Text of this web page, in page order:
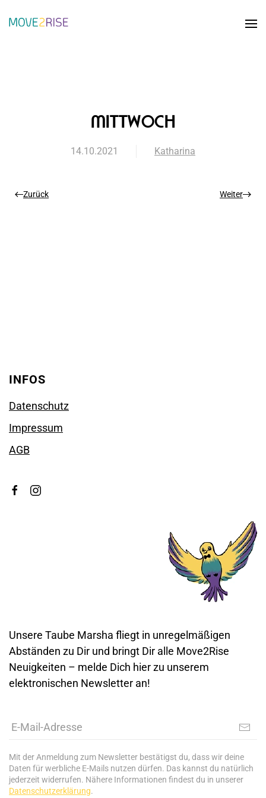
MITTWOCH
14.10.2021 Katharina
Zurück Weiter
INFOS
Datenschutz
Impressum
AGB
Unsere Taube Marsha fliegt in unregelmäßigen
Abständen zu Dir und bringt Dir alle Move2Rise
Neuigkeiten – melde Dich hier zu unserem
elektronischen Newsletter an!
Mit der Anmeldung zum Newsletter bestätigst du, dass wir deine
Daten für werbliche E-Mails nutzen dürfen. Das kannst du natürlich
jederzeit widerrufen. Nähere Informationen findest du in unserer
Datenschutzerklärung.